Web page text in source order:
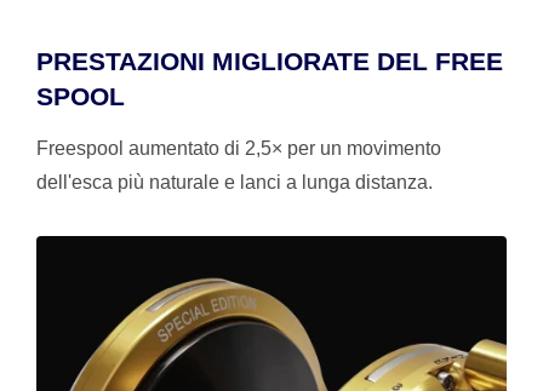
PRESTAZIONI MIGLIORATE DEL FREE
SPOOL
Freespool aumentato di 2,5× per un movimento
dell'esca più naturale e lanci a lunga distanza.